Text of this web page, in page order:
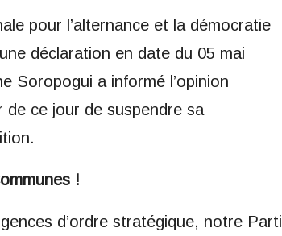
pour l’alternance et la démocratie
déclaration en date du 05 mai
Soropogui a informé l’opinion
de ce jour de suspendre sa
!
d’ordre stratégique, notre Parti